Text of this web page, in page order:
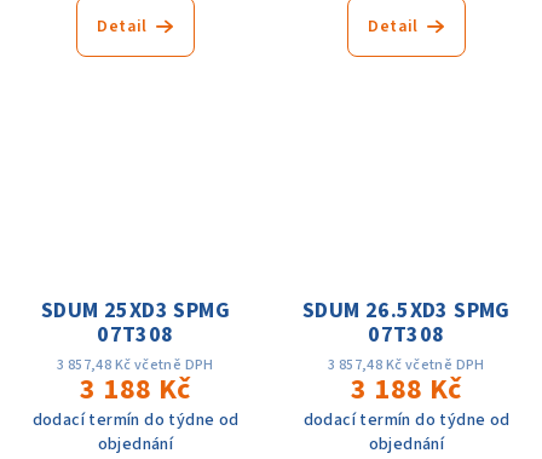
Detail Detail
SDUM 25XD3 SPMG
07T308
3 857,48 Kč včetně DPH
3 188 Kč
dodací termín do týdne od
objednání
SDUM 26.5XD3 SPMG
07T308
3 857,48 Kč včetně DPH
3 188 Kč
dodací termín do týdne od
objednání